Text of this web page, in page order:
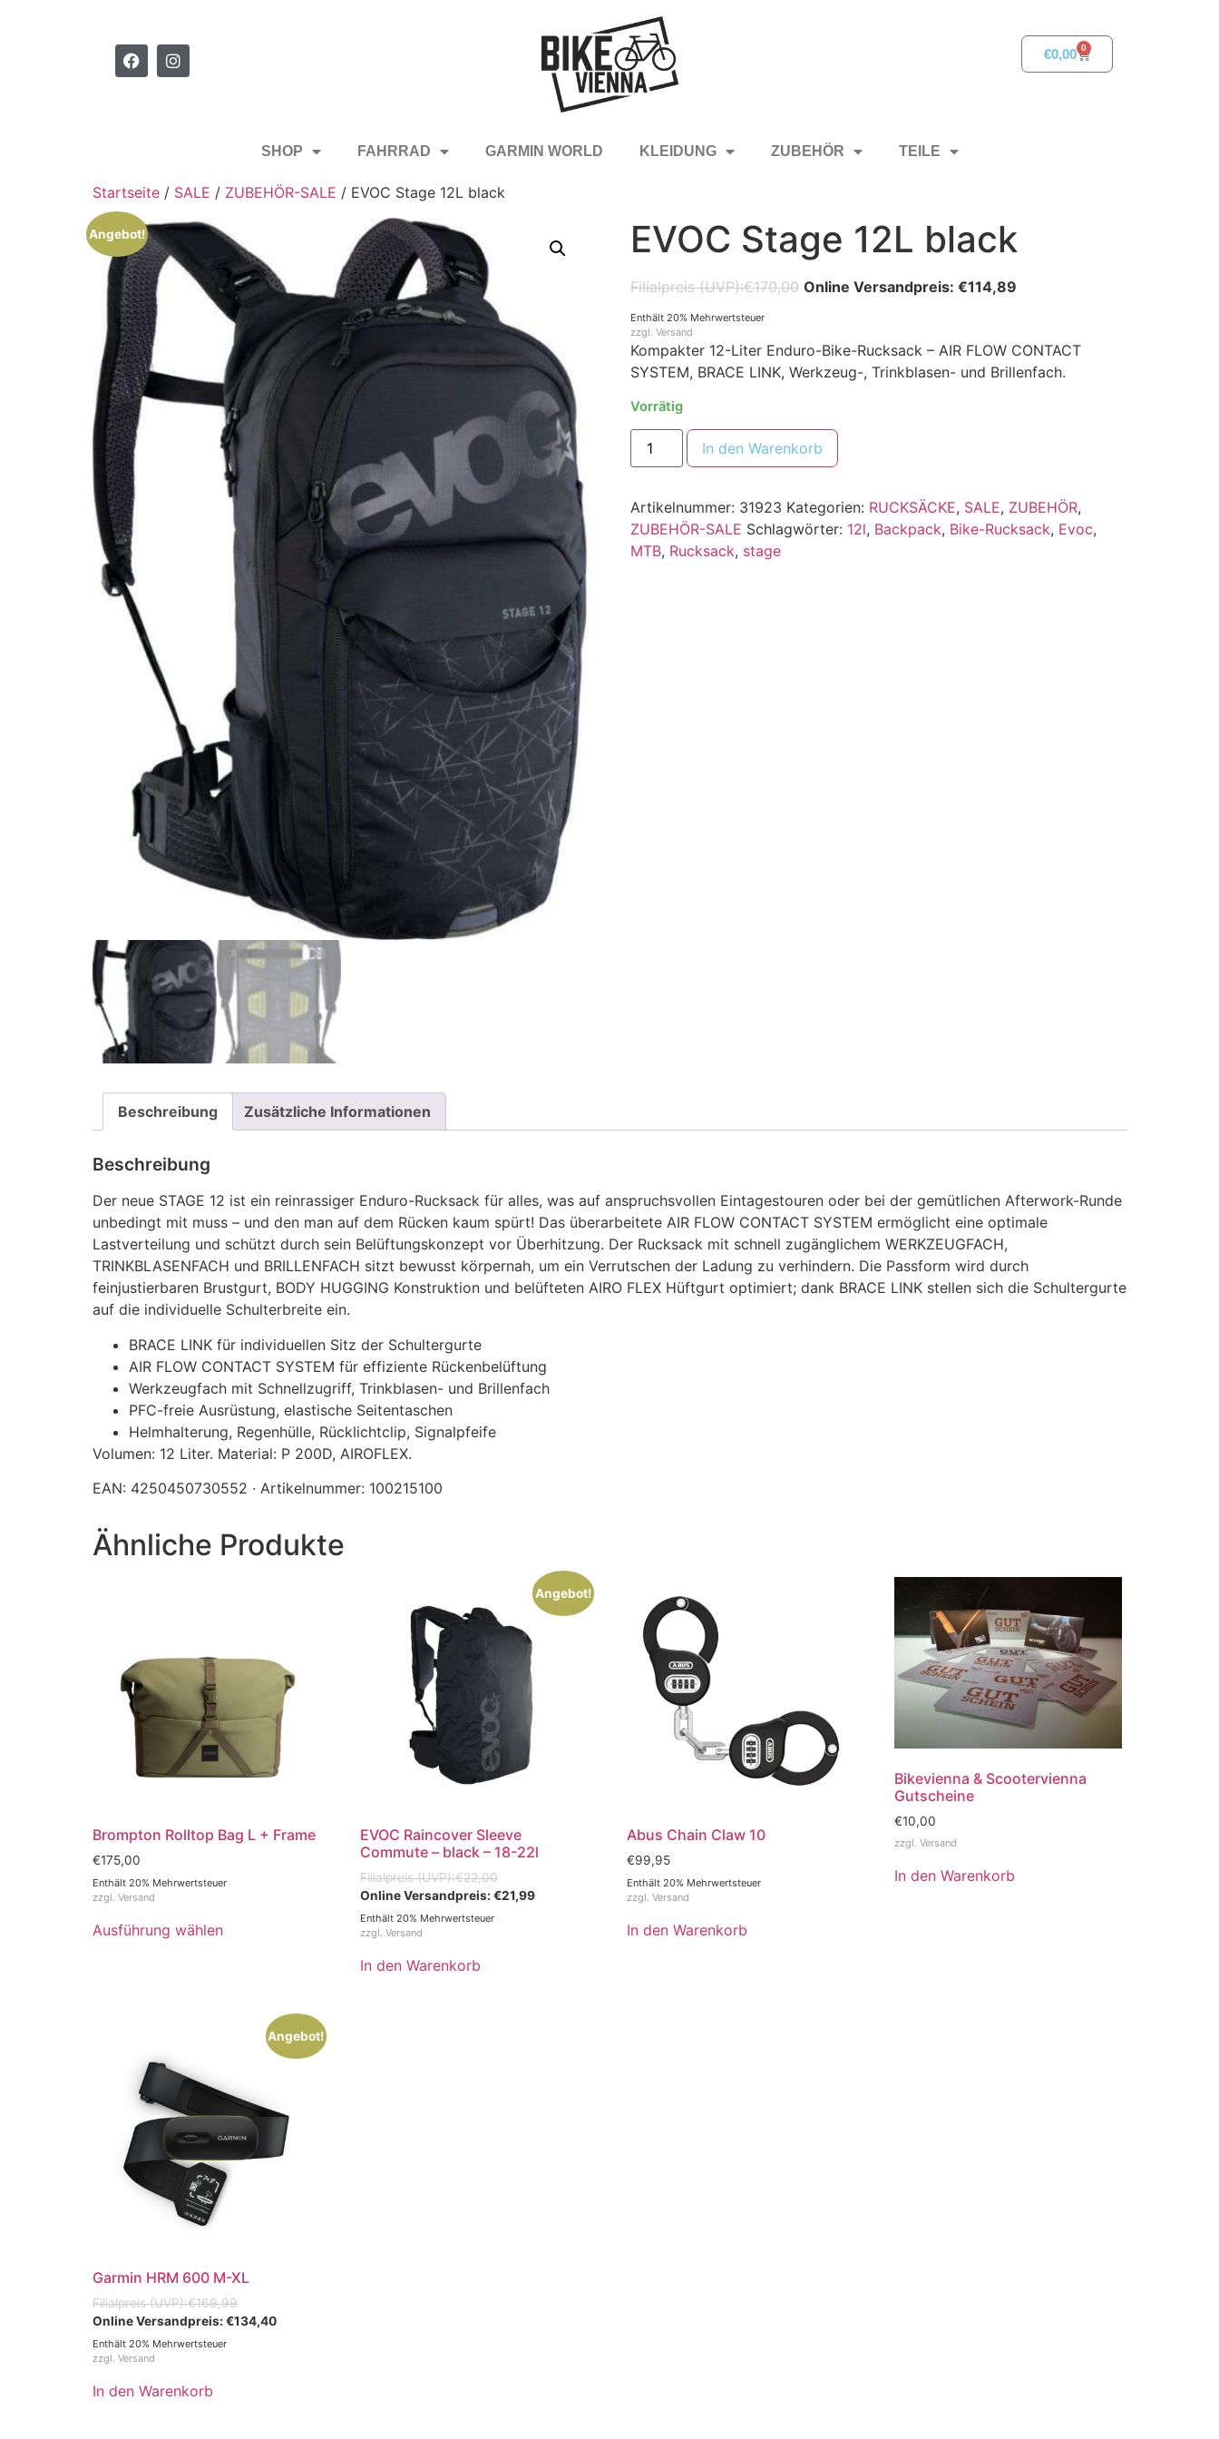
€0,00 0
SHOP FAHRRAD GARMIN WORLD KLEIDUNG ZUBEHÖR TEILE
Startseite / SALE / ZUBEHÖR-SALE / EVOC Stage 12L black
Angebot! EVOC Stage 12L black
€170,00 €114,89
Enthält 20% Mehrwertsteuer
zzgl. Versand
Kompakter 12-Liter Enduro-Bike-Rucksack – AIR FLOW CONTACT
SYSTEM, BRACE LINK, Werkzeug-, Trinkblasen- und Brillenfach.
Vorrätig
In den Warenkorb
Artikelnummer: 31923 Kategorien: RUCKSÄCKE, SALE, ZUBEHÖR,
ZUBEHÖR-SALE Schlagwörter: 12l, Backpack, Bike-Rucksack, Evoc,
MTB, Rucksack, stage
Beschreibung Zusätzliche Informationen
Beschreibung
Der neue STAGE 12 ist ein reinrassiger Enduro-Rucksack für alles, was auf anspruchsvollen Eintagestouren oder bei der gemütlichen Afterwork-Runde
unbedingt mit muss – und den man auf dem Rücken kaum spürt! Das überarbeitete AIR FLOW CONTACT SYSTEM ermöglicht eine optimale
Lastverteilung und schützt durch sein Belüftungskonzept vor Überhitzung. Der Rucksack mit schnell zugänglichem WERKZEUGFACH,
TRINKBLASENFACH und BRILLENFACH sitzt bewusst körpernah, um ein Verrutschen der Ladung zu verhindern. Die Passform wird durch
feinjustierbaren Brustgurt, BODY HUGGING Konstruktion und belüfteten AIRO FLEX Hüftgurt optimiert; dank BRACE LINK stellen sich die Schultergurte
auf die individuelle Schulterbreite ein.
BRACE LINK für individuellen Sitz der Schultergurte
AIR FLOW CONTACT SYSTEM für effiziente Rückenbelüftung
Werkzeugfach mit Schnellzugriff, Trinkblasen- und Brillenfach
PFC-freie Ausrüstung, elastische Seitentaschen
Helmhalterung, Regenhülle, Rücklichtclip, Signalpfeife
Volumen: 12 Liter. Material: P 200D, AIROFLEX.
EAN: 4250450730552 · Artikelnummer: 100215100
Ähnliche Produkte
Brompton Rolltop Bag L + Frame
€175,00
Enthält 20% Mehrwertsteuer
zzgl. Versand
Ausführung wählen
Angebot!
EVOC Raincover Sleeve
Commute – black – 18-22l
€22,00
€21,99
Enthält 20% Mehrwertsteuer
zzgl. Versand
In den Warenkorb
Abus Chain Claw 10
€99,95
Enthält 20% Mehrwertsteuer
zzgl.Versand
In den Warenkorb
Bikevienna & Scootervienna
Gutscheine
€10,00
zzgl.Versand
In den Warenkorb
Angebot!
Garmin HRM 600 M-XL
€169,99
€134,40
Enthält 20% Mehrwertsteuer
zzgl. Versand
In den Warenkorb